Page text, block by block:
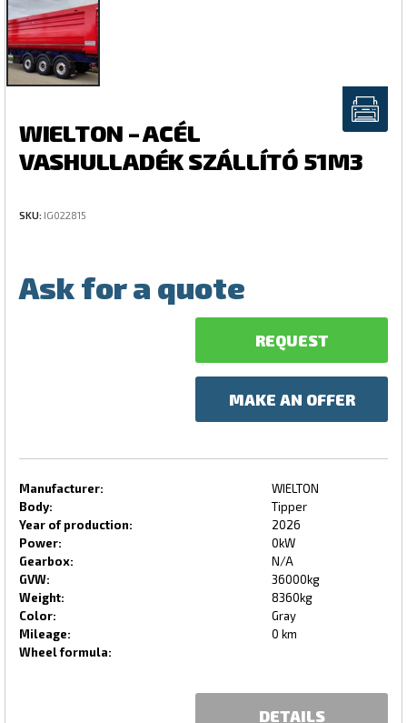
WIELTON – ACÉL
VASHULLADÉK SZÁLLÍTÓ 51M3
SKU: IG022815
Ask for a quote
REQUEST
MAKE AN OFFER
Manufacturer:
WIELTON
Body:
Tipper
Year of production:
2026
Power:
0kW
Gearbox:
N/A
GVW:
36000kg
Weight:
8360kg
Color:
Gray
Mileage:
0 km
Wheel formula:
DETAILS